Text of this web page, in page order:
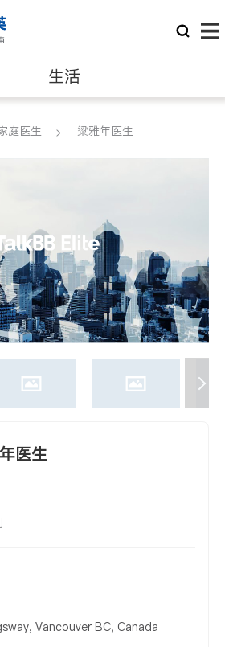
生活
律师
会计师
庭医生 粱雅年医生
医生
Vancouver BC, Canada